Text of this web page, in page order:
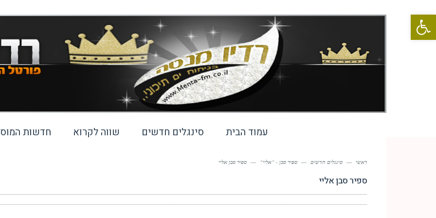
פתח סרגל נגישות
עמוד הבית סינגלים חדשים שווה לקרוא חדשות
ראשי — סינגלים חדשים — ספיר סבן - "אליי" — ספיר סבן אליי
ספיר סבן אליי